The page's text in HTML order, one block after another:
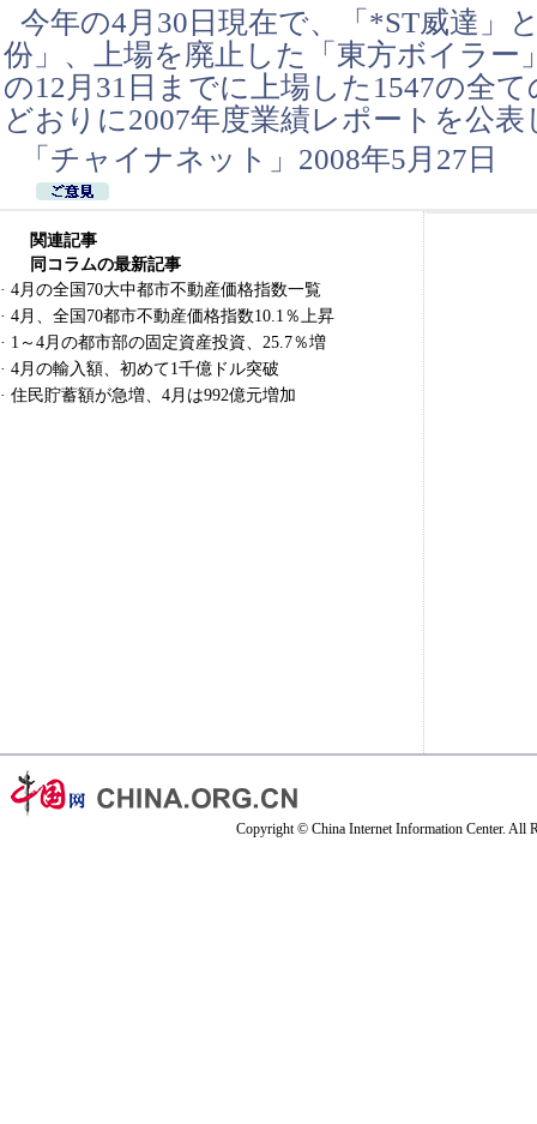
今年の4月30日現在で、「*ST威達」
份」、上場を廃止した「東方ボイラー
の12月31日までに上場した1547の全
どおりに2007年度業績レポートを公表
「チャイナネット」2008年5月27日
関連記事
同コラムの最新記事
· 4月の全国70大中都市不動産価格指数一覧
· 4月、全国70都市不動産価格指数10.1％上昇
· 1～4月の都市部の固定資産投資、25.7％増
· 4月の輸入額、初めて1千億ドル突破
· 住民貯蓄額が急増、4月は992億元増加